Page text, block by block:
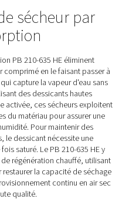
par adsorption PB 210-635 HE
qui exigent à la fois une
et une pureté de l'air de
du cycle de vie au plus bas. Ces
innovante
éliminer l'humidité du
pendant la régénération, et les
encore plus
pendant le
points de rosée très bas,
et -70°C/-94°F en option, cette
de l'air les plus élevées